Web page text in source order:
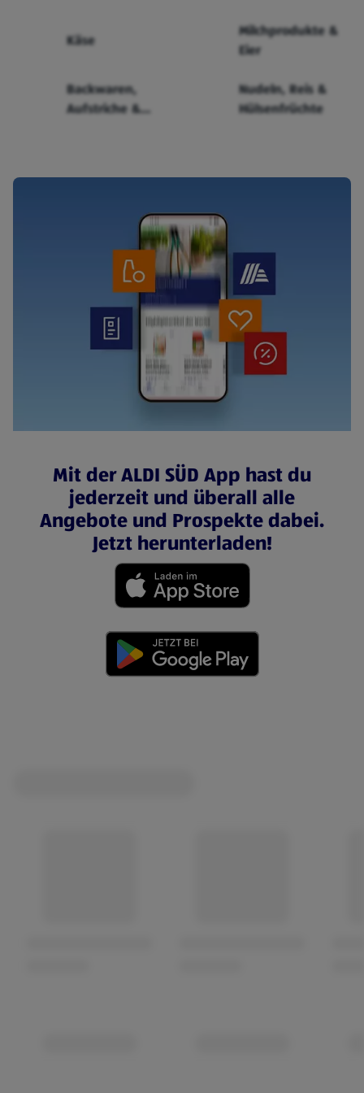
Käse
Milchprodukte &
Eier
Backwaren,
Aufstriche &
Nudeln, Reis &
Hülsenfrüchte
Mit der ALDI SÜD App hast du
jederzeit und überall alle
Angebote und Prospekte dabei.
Jetzt herunterladen!